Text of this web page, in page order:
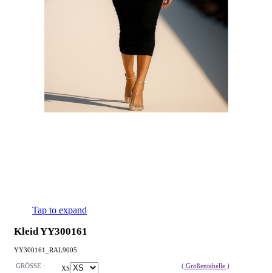
Tap to expand
Kleid YY300161
YY300161_RAL9005
GRÖSSE : XS
( Größentabelle )